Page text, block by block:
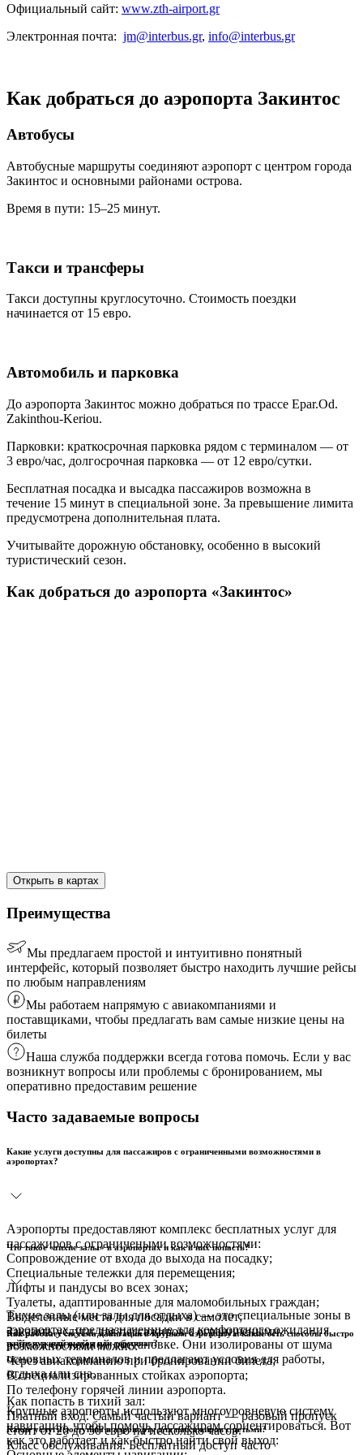
Официальный сайт: www.zth-airport.gr
Электронная почта: jm@interbus.gr, info@interbus.gr
Как добраться до аэропорта Закинтос
Автобусы
Автобусные маршруты соединяют аэропорт с центром города
Закинтос и основными районами острова.
Время в пути: 15–25 минут.
Такси и трансферы
Такси доступны круглосуточно. Стоимость поездки
начинается от 15 евро.
Автомобиль и парковка
До аэропорта Закинтос можно добраться по трассе Epar.Od.
Zakinthou-Keriou.
Парковки: краткосрочная парковка рядом с терминалом — от
3 евро/час, долгосрочная парковка — от 12 евро/сутки.
Бесплатная посадка и высадка пассажиров возможна в
течение 15 минут в специальной зоне. За превышение лимита
предусмотрена дополнительная плата.
Учитывайте дорожную обстановку, особенно в высокий
туристический сезон.
Как добраться до аэропорта «Закинтос»
Открыть в картах
Преимущества
Мы предлагаем простой и интуитивно понятный
интерфейс, который позволяет быстро находить лучшие рейсы
по любым направлениям
Мы работаем напрямую с авиакомпаниями и
поставщиками, чтобы предлагать вам самые низкие цены на
билеты
Наша служба поддержки всегда готова помочь. Если у вас
возникнут вопросы или проблемы с бронированием, мы
оперативно предоставим решение
Часто задаваемые вопросы
Какие услуги доступны для пассажиров с ограниченными возможностями в
аэропортах?
Аэропорты предоставляют комплекс бесплатных услуг для
пассажиров с ограничеными возможностями:
Сопровождение от входа до выхода на посадку;
Специальные тележки для перемещения;
Лифты и пандусы во всех зонах;
Туалеты, адаптированные для маломобильных граждан;
Выделенные места для посадки в самолет;
Заказать услуги для пассажиров с ограничеными
возможностями можно:
Через авиакомпанию при бронировании билета;
В специализированных стойках аэропорта;
По телефону горячей линии аэропорта.
Что такое «тихие залы» в аэропортах и как в них попасть?
Тихие залы (или залы для отдыха) — это специальные зоны в
аэропортах, предназначенные для комфортного ожидания
рейса в спокойной обстановке. Они изолированы от шума
основных терминалов и предлагают условия для работы,
отдыха или сна.
Как попасть в тихий зал:
Платный вход. Самый частый вариант — разовый пропуск
стоит от 20 до 50 евро на несколько часов.
Класс обслуживания. Бесплатный доступ часто
Как работает система навигации в крупном аэропорту и какие есть способы быстро
найти нужный выход или терминал?
Крупные аэропорты используют многоуровневую систему
навигации, чтобы помочь пассажирам сориентироваться. Вот
как это работает и как быстро найти свой выход:
Какие услуги доступны в аэропорту для пассажиров с детьми?